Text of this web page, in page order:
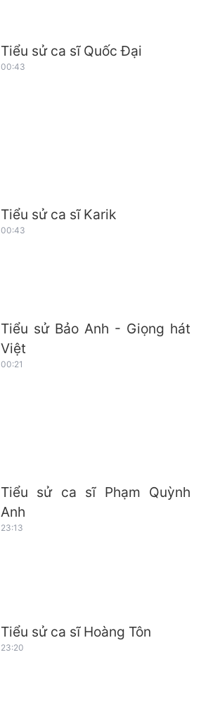
Tiểu sử ca sĩ Quốc Đại
00:43
Tiểu sử ca sĩ Karik
00:43
Tiểu sử Bảo Anh - Giọng hát
Việt
00:21
Tiểu sử ca sĩ Phạm Quỳnh
Anh
23:13
Tiểu sử ca sĩ Hoàng Tôn
23:20